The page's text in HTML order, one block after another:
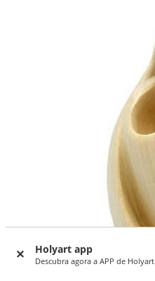
Holyart app
Descubra agora a APP de Holyart